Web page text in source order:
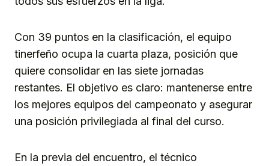
Con 39 puntos en la clasificación, el equipo
tinerfeño ocupa la cuarta plaza, posición que
quiere consolidar en las siete jornadas
restantes. El objetivo es claro: mantenerse entre
los mejores equipos del campeonato y asegurar
una posición privilegiada al final del curso.
En la previa del encuentro, el técnico